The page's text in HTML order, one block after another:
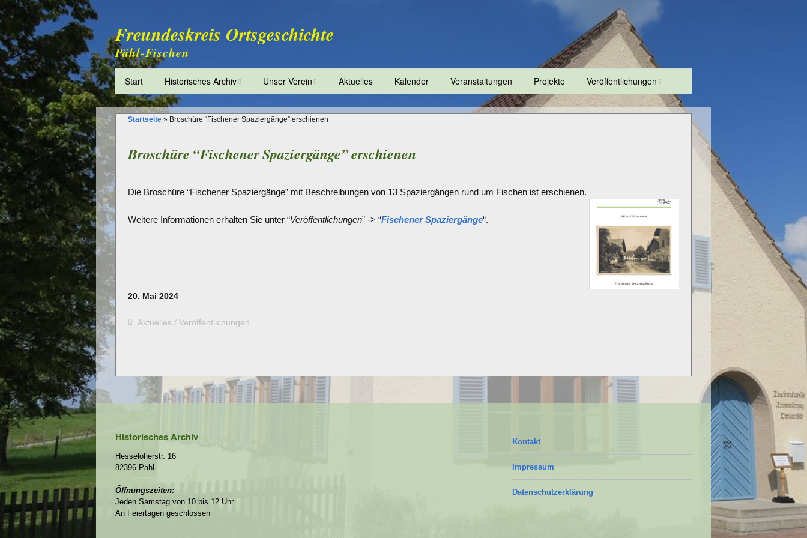
Freundeskreis Ortsgeschichte
Pähl-Fischen
Start Historisches Archiv
Geschichte des Archivs
Findmittel
Unser Verein
Spenden
Aktuelles Kalender Veranstaltungen Projekte Veröffentlichungen
Geschichte und
Startseite » Broschüre “Fischener Spaziergänge” erschienen
Broschüre “Fischener Spaziergänge” erschienen
Die Broschüre “Fischener Spaziergänge” mit Beschreibungen von 13 Spaziergängen rund um Fischen ist erschienen.
Weitere Informationen erhalten Sie unter “Veröffentlichungen” -> “Fischener Spaziergänge“.
20. Mai 2024
Aktuelles Veröffentlichungen
Historisches Archiv
Hesseloherstr. 16
82396 Pähl
Öffnungszeiten:
Jeden Samstag von 10 bis 12 Uhr
An Feiertagen geschlossen
Kontakt
Impressum
Datenschutzerklärung